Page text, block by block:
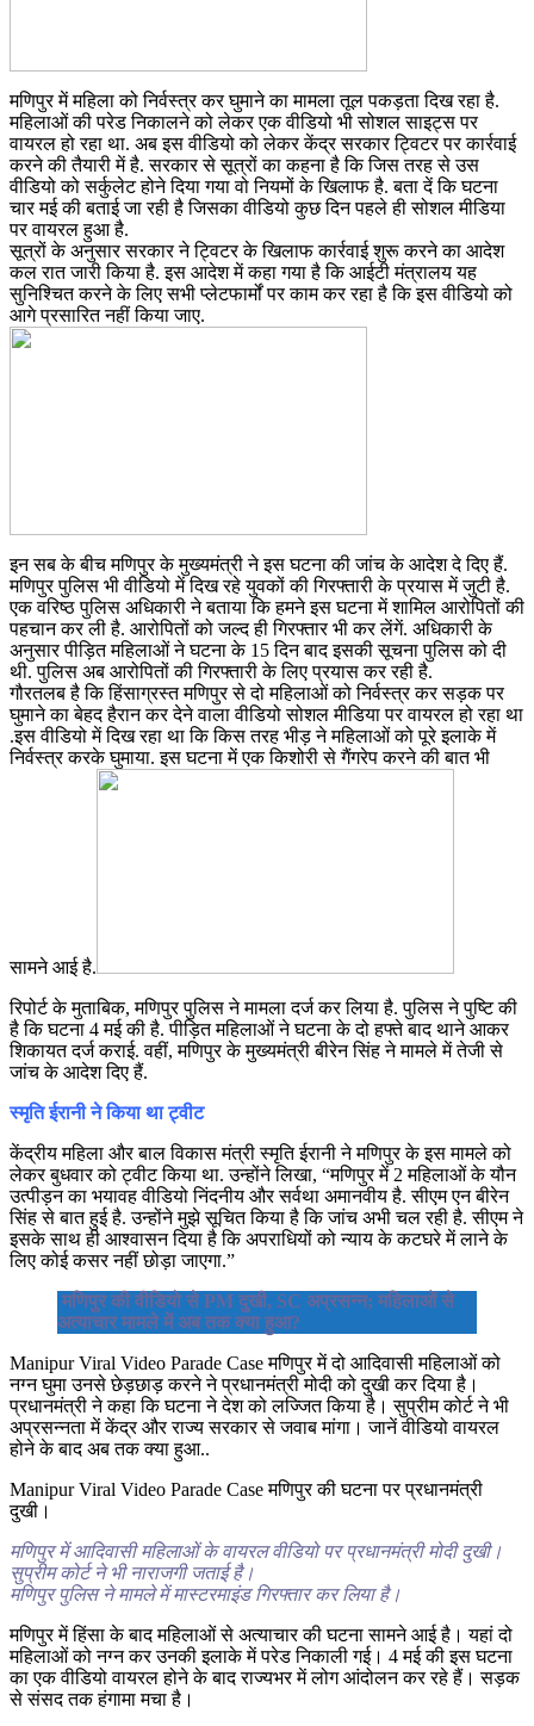
मणिपुर में महिला को निर्वस्त्र कर घुमाने का मामला तूल पकड़ता दिख रहा है.
महिलाओं की परेड निकालने को लेकर एक वीडियो भी सोशल साइट्स पर
वायरल हो रहा था. अब इस वीडियो को लेकर केंद्र सरकार ट्विटर पर कार्रवाई
करने की तैयारी में है. सरकार से सूत्रों का कहना है कि जिस तरह से उस
वीडियो को सर्कुलेट होने दिया गया वो नियमों के खिलाफ है. बता दें कि घटना
चार मई की बताई जा रही है जिसका वीडियो कुछ दिन पहले ही सोशल मीडिया
पर वायरल हुआ है.
सूत्रों के अनुसार सरकार ने ट्विटर के खिलाफ कार्रवाई शुरू करने का आदेश
कल रात जारी किया है. इस आदेश में कहा गया है कि आईटी मंत्रालय यह
सुनिश्चित करने के लिए सभी प्लेटफार्मों पर काम कर रहा है कि इस वीडियो को
आगे प्रसारित नहीं किया जाए.
इन सब के बीच मणिपुर के मुख्यमंत्री ने इस घटना की जांच के आदेश दे दिए हैं.
मणिपुर पुलिस भी वीडियो में दिख रहे युवकों की गिरफ्तारी के प्रयास में जुटी है.
एक वरिष्ठ पुलिस अधिकारी ने बताया कि हमने इस घटना में शामिल आरोपितों की
पहचान कर ली है. आरोपितों को जल्द ही गिरफ्तार भी कर लेंगें. अधिकारी के
अनुसार पीड़ित महिलाओं ने घटना के 15 दिन बाद इसकी सूचना पुलिस को दी
थी. पुलिस अब आरोपितों की गिरफ्तारी के लिए प्रयास कर रही है.
गौरतलब है कि हिंसाग्रस्त मणिपुर से दो महिलाओं को निर्वस्त्र कर सड़क पर
घुमाने का बेहद हैरान कर देने वाला वीडियो सोशल मीडिया पर वायरल हो रहा था
.इस वीडियो में दिख रहा था कि किस तरह भीड़ ने महिलाओं को पूरे इलाके में
निर्वस्त्र करके घुमाया. इस घटना में एक किशोरी से गैंगरेप करने की बात भी
सामने आई है.
रिपोर्ट के मुताबिक, मणिपुर पुलिस ने मामला दर्ज कर लिया है. पुलिस ने पुष्टि की
है कि घटना 4 मई की है. पीड़ित महिलाओं ने घटना के दो हफ्ते बाद थाने आकर
शिकायत दर्ज कराई. वहीं, मणिपुर के मुख्यमंत्री बीरेन सिंह ने मामले में तेजी से
जांच के आदेश दिए हैं.
स्मृति ईरानी ने किया था ट्वीट
केंद्रीय महिला और बाल विकास मंत्री स्मृति ईरानी ने मणिपुर के इस मामले को
लेकर बुधवार को ट्वीट किया था. उन्होंने लिखा, “मणिपुर में 2 महिलाओं के यौन
उत्पीड़न का भयावह वीडियो निंदनीय और सर्वथा अमानवीय है. सीएम एन बीरेन
सिंह से बात हुई है. उन्होंने मुझे सूचित किया है कि जांच अभी चल रही है. सीएम ने
इसके साथ ही आश्वासन दिया है कि अपराधियों को न्याय के कटघरे में लाने के
लिए कोई कसर नहीं छोड़ा जाएगा.”
मणिपुर की वीडियो से PM दुखी, SC अप्रसन्न; महिलाओं से
अत्याचार मामले में अब तक क्या हुआ?
Manipur Viral Video Parade Case मणिपुर में दो आदिवासी महिलाओं को
नग्न घुमा उनसे छेड़छाड़ करने ने प्रधानमंत्री मोदी को दुखी कर दिया है।
प्रधानमंत्री ने कहा कि घटना ने देश को लज्जित किया है। सुप्रीम कोर्ट ने भी
अप्रसन्नता में केंद्र और राज्य सरकार से जवाब मांगा। जानें वीडियो वायरल
होने के बाद अब तक क्या हुआ..
Manipur Viral Video Parade Case मणिपुर की घटना पर प्रधानमंत्री
दुखी।
मणिपुर में आदिवासी महिलाओं के वायरल वीडियो पर प्रधानमंत्री मोदी दुखी।
सुप्रीम कोर्ट ने भी नाराजगी जताई है।
मणिपुर पुलिस ने मामले में मास्टरमाइंड गिरफ्तार कर लिया है।
मणिपुर में हिंसा के बाद महिलाओं से अत्याचार की घटना सामने आई है। यहां दो
महिलाओं को नग्न कर उनकी इलाके में परेड निकाली गई। 4 मई की इस घटना
का एक वीडियो वायरल होने के बाद राज्यभर में लोग आंदोलन कर रहे हैं। सड़क
से संसद तक हंगामा मचा है।